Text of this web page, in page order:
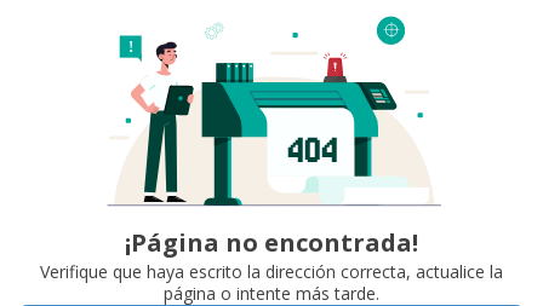
¡Página no encontrada!
Verifique que haya escrito la dirección correcta, actualice la
página o intente más tarde.